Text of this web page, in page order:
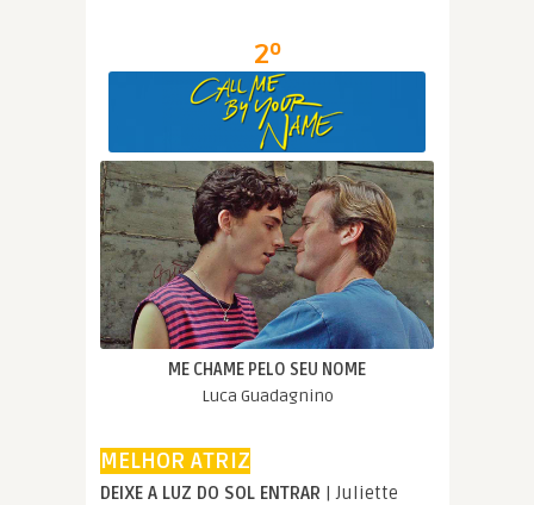
2º
ME CHAME PELO SEU NOME
Luca Guadagnino
MELHOR ATRIZ
DEIXE A LUZ DO SOL ENTRAR | Juliette